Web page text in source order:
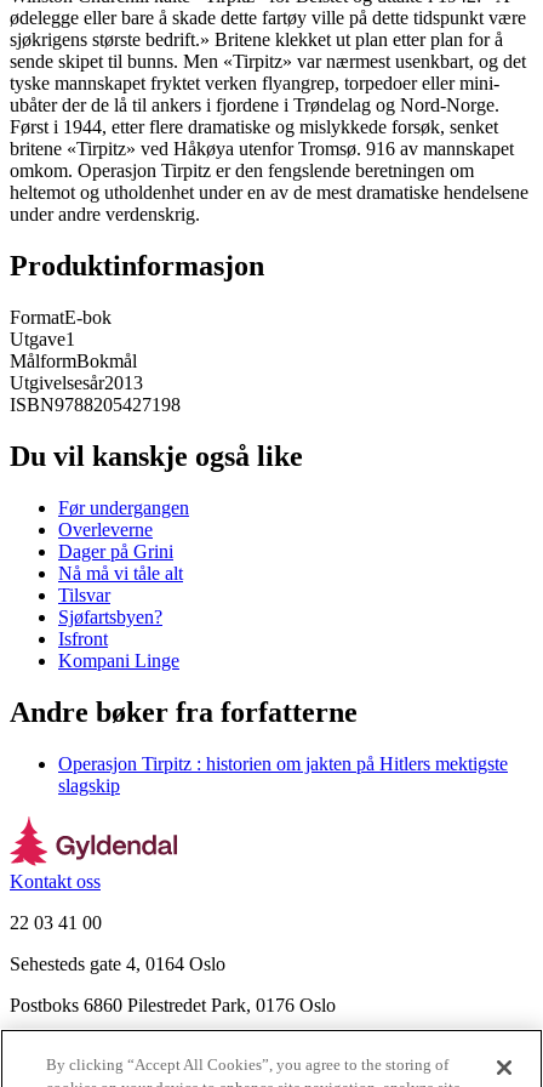
ødelegge eller bare å skade dette fartøy ville på dette tidspunkt være
sjøkrigens største bedrift.» Britene klekket ut plan etter plan for å
sende skipet til bunns. Men «Tirpitz» var nærmest usenkbart, og det
tyske mannskapet fryktet verken flyangrep, torpedoer eller mini-
ubåter der de lå til ankers i fjordene i Trøndelag og Nord-Norge.
Først i 1944, etter flere dramatiske og mislykkede forsøk, senket
britene «Tirpitz» ved Håkøya utenfor Tromsø. 916 av mannskapet
omkom. Operasjon Tirpitz er den fengslende beretningen om
heltemot og utholdenhet under en av de mest dramatiske hendelsene
under andre verdenskrig.
Produktinformasjon
FormatE-bok
Utgave1
MålformBokmål
Utgivelsesår2013
ISBN9788205427198
Du vil kanskje også like
Før undergangen
Overleverne
Dager på Grini
Nå må vi tåle alt
Tilsvar
Sjøfartsbyen?
Isfront
Kompani Linge
Andre bøker fra forfatterne
Operasjon Tirpitz : historien om jakten på Hitlers mektigste
slagskip
Kontakt oss
22 03 41 00
Sehesteds gate 4, 0164 Oslo
Postboks 6860 Pilestredet Park, 0176 Oslo
By clicking “Accept All Cookies”, you agree to the storing of